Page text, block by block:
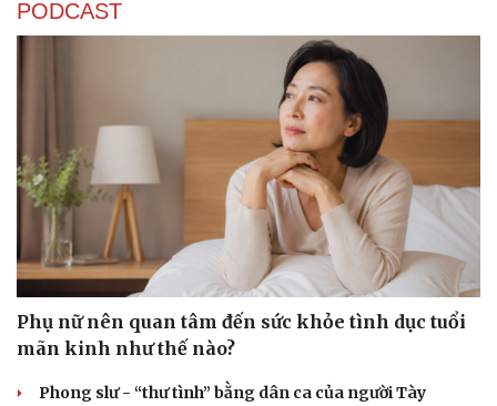
PODCAST
Phụ nữ nên quan tâm đến sức khỏe tình dục tuổi
mãn kinh như thế nào?
Phong slư - “thư tình” bằng dân ca của người Tày